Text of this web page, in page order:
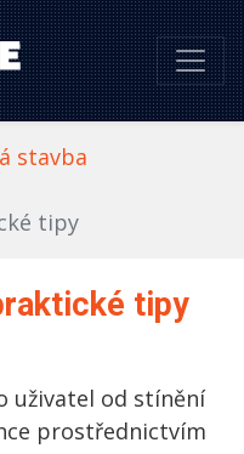
stavba
tipy
tipy
uživatel od stínění
prostřednictvím